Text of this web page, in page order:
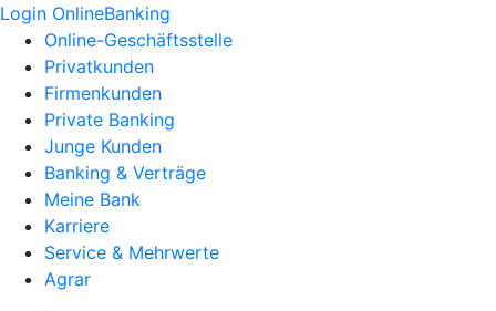
Login OnlineBanking
Online-Geschäftsstelle
Privatkunden
Firmenkunden
Private Banking
Junge Kunden
Banking & Verträge
Meine Bank
Karriere
Service & Mehrwerte
Agrar